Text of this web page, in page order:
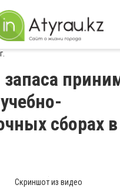
сборах в
Скриншот из видео